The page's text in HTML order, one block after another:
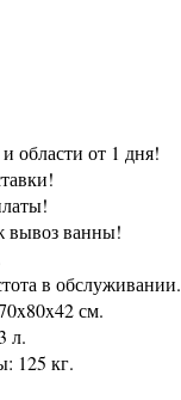
области от 1 дня!
вывоз ванны!
в обслуживании.
см.
л.
125 кг.